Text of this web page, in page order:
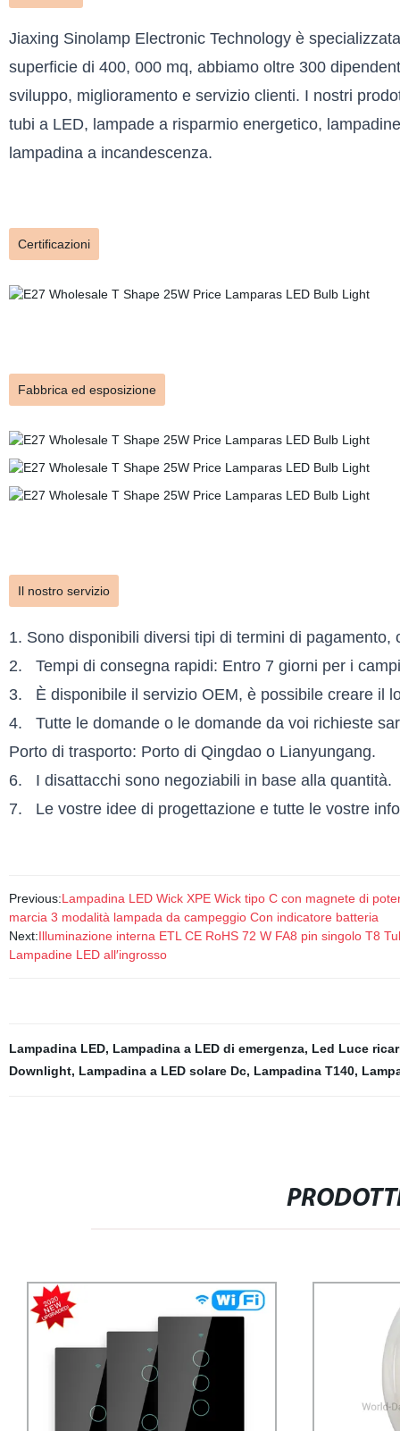
Jiaxing Sinolamp Electronic Technology è
superficie di 400, 000 mq, abbiamo oltre 300
sviluppo, miglioramento e servizio clienti. I nostri
tubi a LED, lampade a risparmio energetico,
lampadina a incandescenza.
Certificazioni
Fabbrica ed esposizione
Il nostro servizio
1. Sono disponibili diversi tipi di termini di pagamento,
2. Tempi di consegna rapidi: Entro 7 giorni per i
3. È disponibile il servizio OEM, è possibile creare il
4. Tutte le domande o le domande da voi richieste
Porto di trasporto: Porto di Qingdao o Lianyungang.
6. I disattacchi sono negoziabili in base alla quantità.
7. Le vostre idee di progettazione e tutte le vostre
Previous:Lampadina LED Wick XPE Wick tipo C con magnete di
marcia 3 modalità lampada da campeggio Con indicatore batteria
Next:Illuminazione interna ETL CE RoHS 72 W FA8 pin singolo T8
Lampadine LED all′ingrosso
Lampadina LED, Lampadina a LED di emergenza, Led Luce
Downlight, Lampadina a LED solare Dc, Lampadina T140,